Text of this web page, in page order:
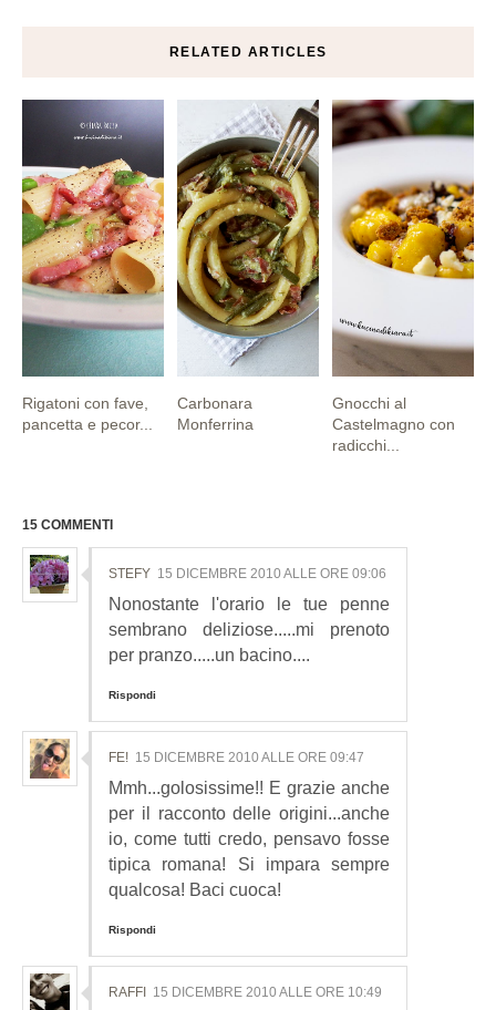
RELATED ARTICLES
Rigatoni con fave,
pancetta e pecor...
Carbonara
Monferrina
Gnocchi al
Castelmagno con
radicchi...
15 COMMENTI
STEFY 15 DICEMBRE 2010 ALLE ORE 09:06
Nonostante l'orario le tue penne
sembrano deliziose.....mi prenoto
per pranzo.....un bacino....
Rispondi
FE! 15 DICEMBRE 2010 ALLE ORE 09:47
Mmh...golosissime!! E grazie anche
per il racconto delle origini...anche
io, come tutti credo, pensavo fosse
tipica romana! Si impara sempre
qualcosa! Baci cuoca!
Rispondi
RAFFI 15 DICEMBRE 2010 ALLE ORE 10:49